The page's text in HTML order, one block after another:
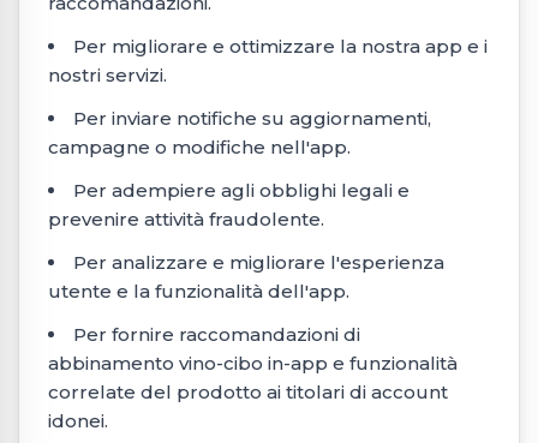
Per migliorare e ottimizzare la nostra app e i
nostri servizi.
Per inviare notifiche su aggiornamenti,
campagne o modifiche nell'app.
Per adempiere agli obblighi legali e
prevenire attività fraudolente.
Per analizzare e migliorare l'esperienza
utente e la funzionalità dell'app.
Per fornire raccomandazioni di
abbinamento vino-cibo in-app e funzionalità
correlate del prodotto ai titolari di account
idonei.